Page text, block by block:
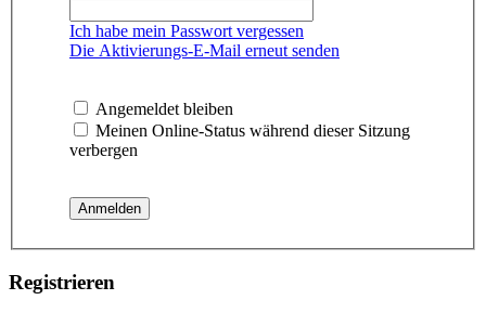
Ich habe mein Passwort vergessen
Die Aktivierungs-E-Mail erneut senden
Angemeldet bleiben
Meinen Online-Status während dieser Sitzung
verbergen
Registrieren